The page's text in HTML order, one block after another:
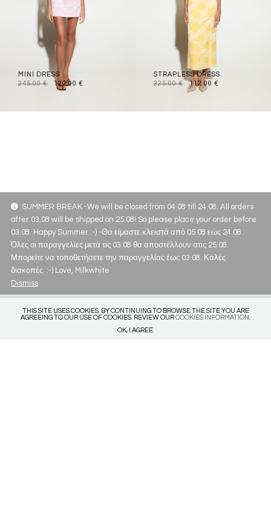
MINI DRESS
245.00€ 120.00 €
STRAPLESS DRESS
225.00€ 112.00 €
SUMMER BREAK -We will be closed from 04.08 till 24.08. All orders
after 03.08 will be shipped on 25.08! So please place your order before
03.08. Happy Summer :-) -Θα είμαστε κλειστά από 05.08 εώς 24.08.
Όλες οι παραγγελίες μετά τις 03.08 θα αποστέλλουν στις 25.08.
Μπορείτε να τοποθετήσετε την παραγγελίας έως 03.08. Καλές
διακοπές. :-) Love, Milkwhite
Dismiss
THIS SITE USES COOKIES. BY CONTINUING TO BROWSE THE SITE YOU ARE
AGREEING TO OUR USE OF COOKIES. REVIEW OURCOOKIES INFORMATION
OK, I AGREE.